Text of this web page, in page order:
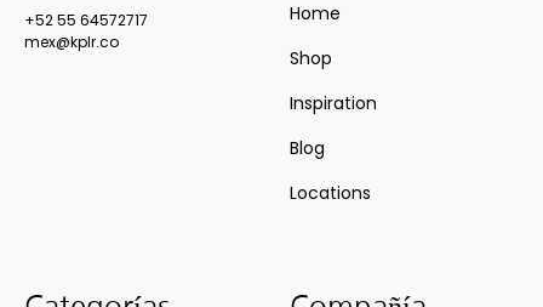
+52 55 64572717
mex@kplr.co
Home
Shop
Inspiration
Blog
Locations